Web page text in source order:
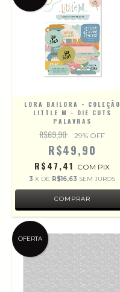
LORA BAILORA - COLEÇÃO
LITTLE M - DIE CUTS
PALAVRAS
R$69,90 29% OFF
R$49,90
R$47,41 COM PIX
3 X DE R$16,63 SEM JUROS
OFERTA